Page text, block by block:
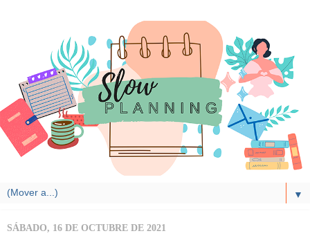
▼
SÁBADO, 16 DE OCTUBRE DE 2021